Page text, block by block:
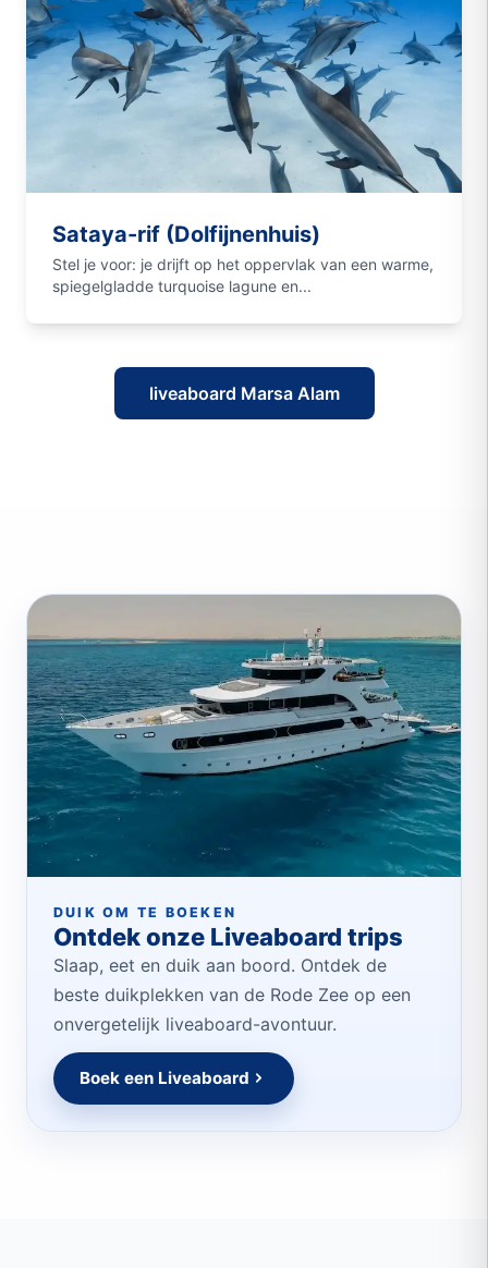
Sataya-rif (Dolfijnenhuis)
Stel je voor: je drijft op het oppervlak van een warme,
spiegelgladde turquoise lagune en...
liveaboard Marsa Alam
DUIK OM TE BOEKEN
Ontdek onze Liveaboard trips
Slaap, eet en duik aan boord. Ontdek de
beste duikplekken van de Rode Zee op een
onvergetelijk liveaboard-avontuur.
Boek een Liveaboard